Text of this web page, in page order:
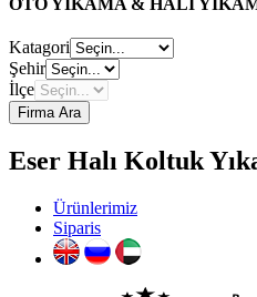
Katagori
Şehir
İlçe
Firma Ara
Eser Halı Koltuk
Ürünlerimiz
Siparis